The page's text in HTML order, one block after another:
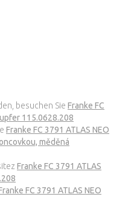
besuchen Sie Franke FC
115.0628.208
Franke FC 3791 ATLAS NEO
měděná
Franke FC 3791 ATLAS
FC 3791 ATLAS NEO